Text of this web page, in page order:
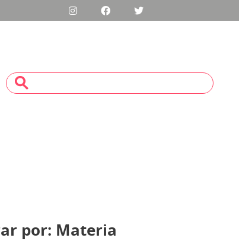
por: Materia